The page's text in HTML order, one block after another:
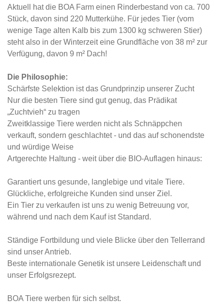
Aktuell hat die BOA Farm einen Rinderbestand von ca. 700
Stück, davon sind 220 Mutterkühe. Für jedes Tier (vom
wenige Tage alten Kalb bis zum 1300 kg schweren Stier)
steht also in der Winterzeit eine Grundfläche von 38 m² zur
Verfügung, davon 9 m² Dach!
Die Philosophie:
Schärfste Selektion ist das Grundprinzip unserer Zucht
Nur die besten Tiere sind gut genug, das Prädikat
„Zuchtvieh“ zu tragen
Zweitklassige Tiere werden nicht als Schnäppchen
verkauft, sondern geschlachtet - und das auf schonendste
und würdige Weise
Artgerechte Haltung - weit über die BIO-Auflagen hinaus:
Garantiert uns gesunde, langlebige und vitale Tiere.
Glückliche, erfolgreiche Kunden sind unser Ziel.
Ein Tier zu verkaufen ist uns zu wenig Betreuung vor,
während und nach dem Kauf ist Standard.
Ständige Fortbildung und viele Blicke über den Tellerrand
sind unser Antrieb.
Beste internationale Genetik ist unsere Leidenschaft und
unser Erfolgsrezept.
BOA Tiere werben für sich selbst.